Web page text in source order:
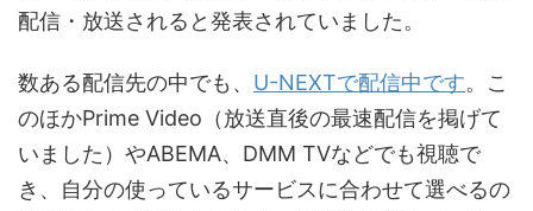
配信・放送されると発表されていました。
数ある配信先の中でも、 U-NEXTで配信中です。こ
のほかPrime Video（放送直後の最速配信を掲げて
いました）やABEMA、DMM TVなどでも視聴で
き、自分の使っているサービスに合わせて選べるの